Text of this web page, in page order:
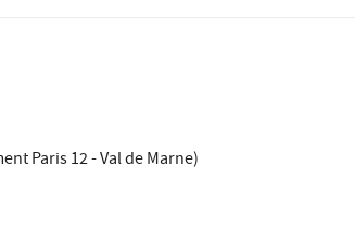
Paris 12 - Val de Marne)